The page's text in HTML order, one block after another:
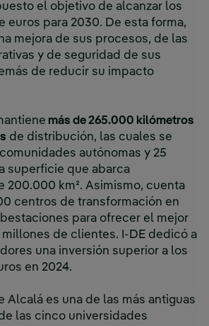
el objetivo de alcanzar los
euros para 2030. De esta forma,
mejora de sus procesos, de las
y de seguridad de sus
de reducir su impacto
más de 265.000 kilómetros
de distribución, las cuales se
autónomas y 25
superficie que abarca
200.000 km². Asimismo, cuenta
centros de transformación en
para ofrecer el mejor
millones de clientes. I-DE dedicó a
una inversión superior a los
en 2024.
Alcalá es una de las más antiguas
las cinco universidades